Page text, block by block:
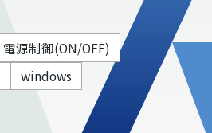
電源制御(ON/OFF)
windows